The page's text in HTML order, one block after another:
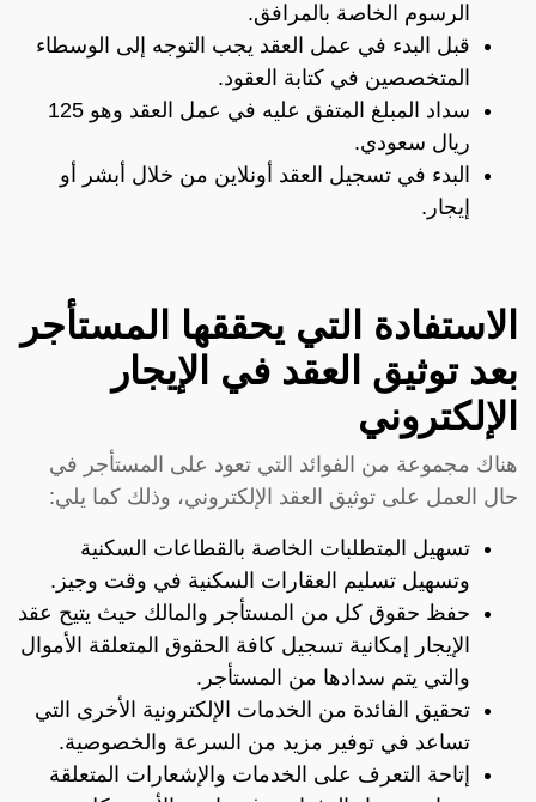
الرسوم الخاصة بالمرافق.
قبل البدء في عمل العقد يجب التوجه إلى الوسطاء
المتخصصين في كتابة العقود.
سداد المبلغ المتفق عليه في عمل العقد وهو 125
ريال سعودي.
البدء في تسجيل العقد أونلاين من خلال أبشر أو
إيجار.
الاستفادة التي يحققها المستأجر
بعد توثيق العقد في الإيجار
الإلكتروني
هناك مجموعة من الفوائد التي تعود على المستأجر في
حال العمل على توثيق العقد الإلكتروني، وذلك كما يلي:
تسهيل المتطلبات الخاصة بالقطاعات السكنية
وتسهيل تسليم العقارات السكنية في وقت وجيز.
حفظ حقوق كل من المستأجر والمالك حيث يتيح عقد
الإيجار إمكانية تسجيل كافة الحقوق المتعلقة الأموال
والتي يتم سدادها من المستأجر.
تحقيق الفائدة من الخدمات الإلكترونية الأخرى التي
تساعد في توفير مزيد من السرعة والخصوصية.
إتاحة التعرف على الخدمات والإشعارات المتعلقة